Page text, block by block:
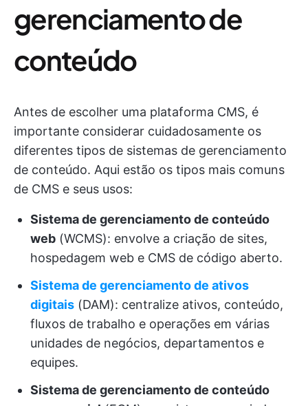
gerenciamento de
conteúdo
Antes de escolher uma plataforma CMS, é
importante considerar cuidadosamente os
diferentes tipos de sistemas de gerenciamento
de conteúdo. Aqui estão os tipos mais comuns
de CMS e seus usos:
Sistema de gerenciamento de conteúdo
web (WCMS): envolve a criação de sites,
hospedagem web e CMS de código aberto.
Sistema de gerenciamento de ativos
digitais (DAM): centralize ativos, conteúdo,
fluxos de trabalho e operações em várias
unidades de negócios, departamentos e
equipes.
Sistema de gerenciamento de conteúdo